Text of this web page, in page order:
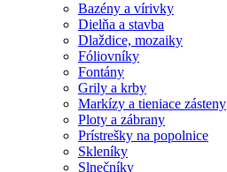
Bazény a vírivky
Dielňa a stavba
Dlaždice, mozaiky
Fóliovníky
Fontány
Grily a krby
Markízy a tieniace zásteny
Ploty a zábrany
Prístrešky na popolnice
Skleníky
Slnečníky